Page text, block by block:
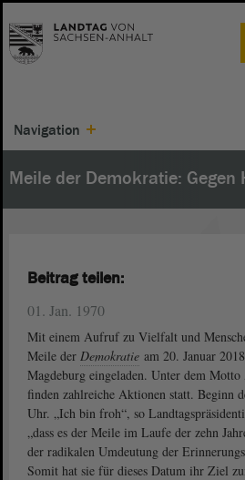
Navigation
Meile der Demokratie: Gegen
01. Jan. 1970
Mit einem Aufruf zu Vielfalt und
Meile der Demokratie am 20. Januar
Magdeburg eingeladen. Unter dem
finden zahlreiche Aktionen statt. Beginn
Uhr. „Ich bin froh“, so
„dass es der Meile im Laufe der zehn
der radikalen Umdeutung der
Somit hat sie für dieses Datum ihr Ziel
Beitrag teilen: